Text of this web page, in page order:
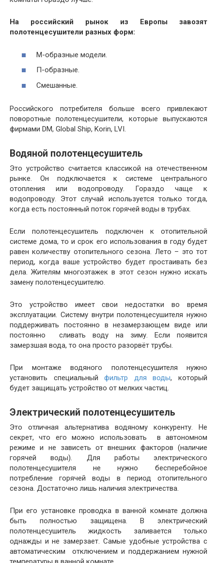
На российский рынок из Европы завозят
полотенцесушители разных форм:
М-образные модели.
П-образные.
Смешанные.
Российского потребителя больше всего привлекают
поворотные полотенцесушители, которые выпускаются
фирмами DM, Global Ship, Korin, LVI.
Водяной полотенцесушитель
Это устройство считается классикой на отечественном
рынке. Он подключается к системе центрального
отопления или водопроводу. Гораздо чаще к
водопроводу. Этот случай используется только тогда,
когда есть постоянный поток горячей воды в трубах.
Если полотенцесушитель подключен к отопительной
системе дома, то и срок его использования в году будет
равен количеству отопительного сезона. Лето – это тот
период, когда ваше устройство будет простаивать без
дела. Жителям многоэтажек в этот сезон нужно искать
замену полотенцесушителю.
Это устройство имеет свои недостатки во время
эксплуатации. Систему внутри полотенцесушителя нужно
поддерживать постоянно в незамерзающем виде или
постоянно сливать воду на зиму. Если появится
замерзшая вода, то она просто разорвёт трубы.
При монтаже водяного полотенцесушителя нужно
установить специальныйфильтр для воды, который
будет защищать устройство от мелких частиц.
Электрический полотенцесушитель
Это отличная альтернатива водяному конкуренту. Не
секрет, что его можно использовать в автономном
режиме и не зависеть от внешних факторов (наличие
горячей воды). Для работы электрического
полотенцесушителя не нужно бесперебойное
потребление горячей воды в период отопительного
сезона. Достаточно лишь наличия электричества.
При его установке проводка в ванной комнате должна
быть полностью защищена. В электрический
полотенцесушитель жидкость заливается только
однажды и не замерзает. Самые удобные устройства с
автоматическим отключением и поддержанием нужной